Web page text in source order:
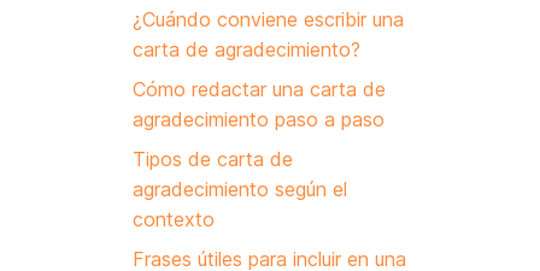
¿Cuándo conviene escribir una
carta de agradecimiento?
Cómo redactar una carta de
agradecimiento paso a paso
Tipos de carta de
agradecimiento según el
contexto
Frases útiles para incluir en una